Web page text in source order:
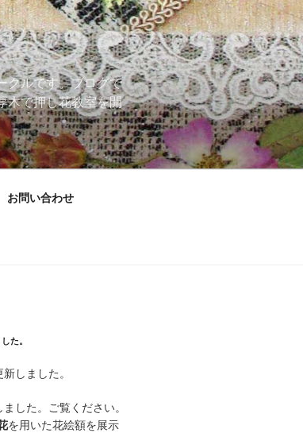
クルです。ブログで
木で押し花教室を開
お問い合わせ
た。
しました。
した。ご覧ください。
を用いた花絵額を展示